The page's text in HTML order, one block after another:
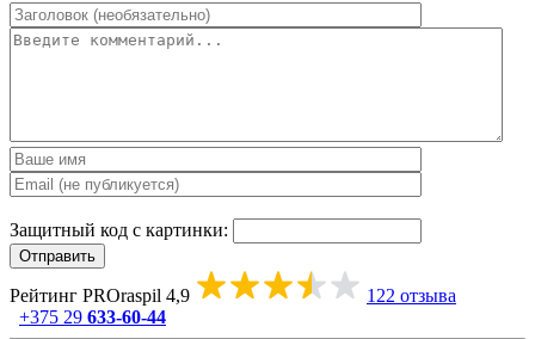
Защитный код с картинки:
Отправить
Рейтинг PROraspil 4,9
122 отзыва
+375 29 633-60-44